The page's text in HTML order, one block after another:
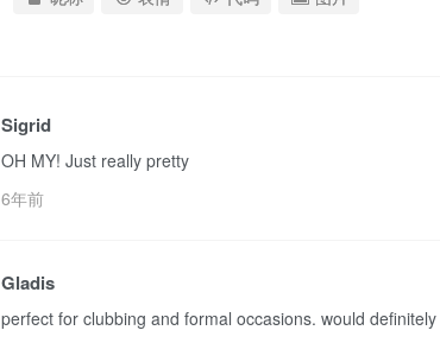
Sigrid
OH MY! Just really pretty
6年前
Gladis
perfect for clubbing and formal occasions. would